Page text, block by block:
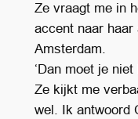
Ze vraagt me in
accent naar
Amsterdam.
‘Dan moet je
Ze kijkt me
wel. Ik antwoord